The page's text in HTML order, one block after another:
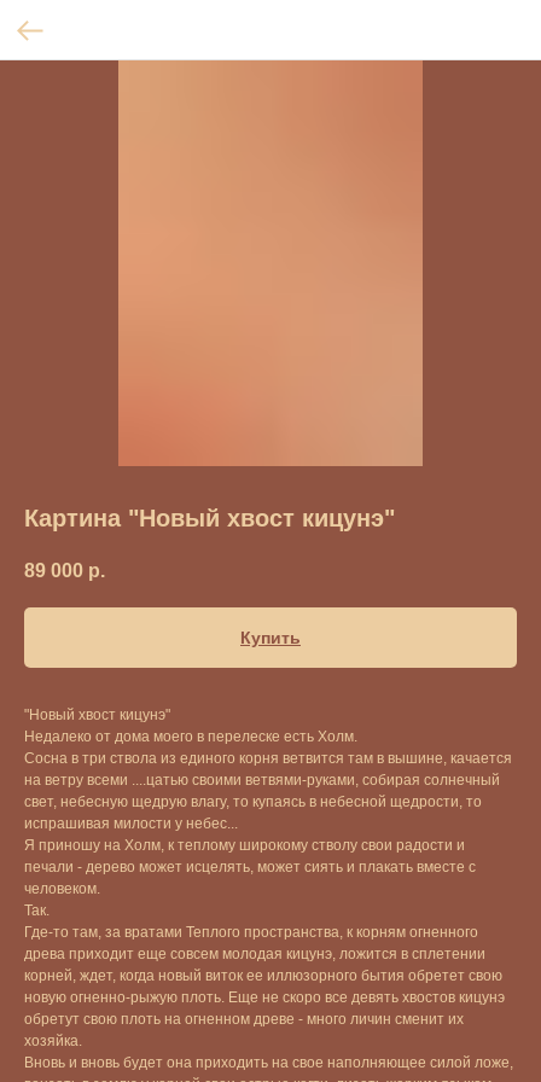
Картина "Новый хвост кицунэ"
89 000 р.
Купить
"Новый хвост кицунэ"
Недалеко от дома моего в перелеске есть Холм.
Сосна в три ствола из единого корня ветвится там в вышине, качается
на ветру всеми ....цатью своими ветвями-руками, собирая солнечный
свет, небесную щедрую влагу, то купаясь в небесной щедрости, то
испрашивая милости у небес...
Я приношу на Холм, к теплому широкому стволу свои радости и
печали - дерево может исцелять, может сиять и плакать вместе с
человеком.
Так.
Где-то там, за вратами Теплого пространства, к корням огненного
древа приходит еще совсем молодая кицунэ, ложится в сплетении
корней, ждет, когда новый виток ее иллюзорного бытия обретет свою
новую огненно-рыжую плоть. Еще не скоро все девять хвостов кицунэ
обретут свою плоть на огненном древе - много личин сменит их
хозяйка.
Вновь и вновь будет она приходить на свое наполняющее силой ложе,